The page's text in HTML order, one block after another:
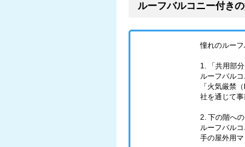
ルーフバルコニー付き
憧れのルー
1. 「共用部
ルーフバル
「火気厳禁
社を通じて事
2. 下の階へ
ルーフバル
手の屋外用